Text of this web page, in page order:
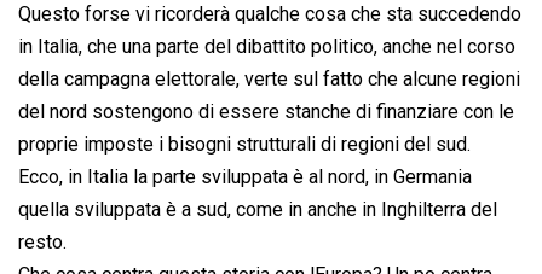
Questo forse vi ricorderà qualche cosa che sta succedendo
in Italia, che una parte del dibattito politico, anche nel corso
della campagna elettorale, verte sul fatto che alcune regioni
del nord sostengono di essere stanche di finanziare con le
proprie imposte i bisogni strutturali di regioni del sud.
Ecco, in Italia la parte sviluppata è al nord, in Germania
quella sviluppata è a sud, come in anche in Inghilterra del
resto.